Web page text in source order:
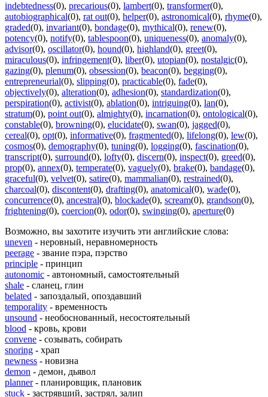
indebtedness(0), precarious(0), lambert(0), transformer(0),
autobiographical(0), rat out(0), helper(0), astronomical(0), rhyme(0),
graded(0), invariant(0), bondage(0), mythical(0), renew(0),
potency(0), notify(0), tablespoon(0), uniqueness(0), anomaly(0),
advisor(0), oscillator(0), hound(0), highland(0), greet(0),
miraculous(0), infringement(0), liber(0), utopian(0), nostalgic(0),
gazing(0), plenum(0), obsession(0), beacon(0), begging(0),
entrepreneurial(0), slipping(0), practicable(0), fade(0),
objectively(0), alteration(0), adhesion(0), standardization(0),
perspiration(0), activist(0), ablation(0), intriguing(0), lan(0),
stratum(0), point out(0), almighty(0), incarnation(0), ontological(0),
constable(0), browning(0), elucidate(0), swan(0), jagged(0),
cereal(0), opt(0), informative(0), fragmented(0), lifelong(0), lew(0),
cosmos(0), demography(0), tuning(0), logging(0), fascination(0),
transcript(0), surround(0), lofty(0), discern(0), inspect(0), greed(0),
prop(0), annex(0), temperate(0), vaguely(0), brake(0), bandage(0),
graceful(0), velvet(0), satire(0), mammalian(0), restrained(0),
charcoal(0), discontent(0), drafting(0), anatomical(0), wade(0),
concurrence(0), ancestral(0), blockade(0), scream(0), grandson(0),
frightening(0), coercion(0), odor(0), swinging(0), aperture(0)
Возможно, вы захотите изучить эти английские слова:
uneven - неровный, неравномерность
peerage - звание пэра, пэрство
principle - принцип
autonomic - автономный, самостоятельный
shale - сланец, глин
belated - запоздалый, опоздавший
temporality - временность
unsound - необоснованный, несостоятельный
blood - кровь, крови
convene - созывать, собирать
snoring - храп
newness - новизна
demon - демон, дьявол
planner- планировщик, плановик
stuck - застрявший, застрял, залип